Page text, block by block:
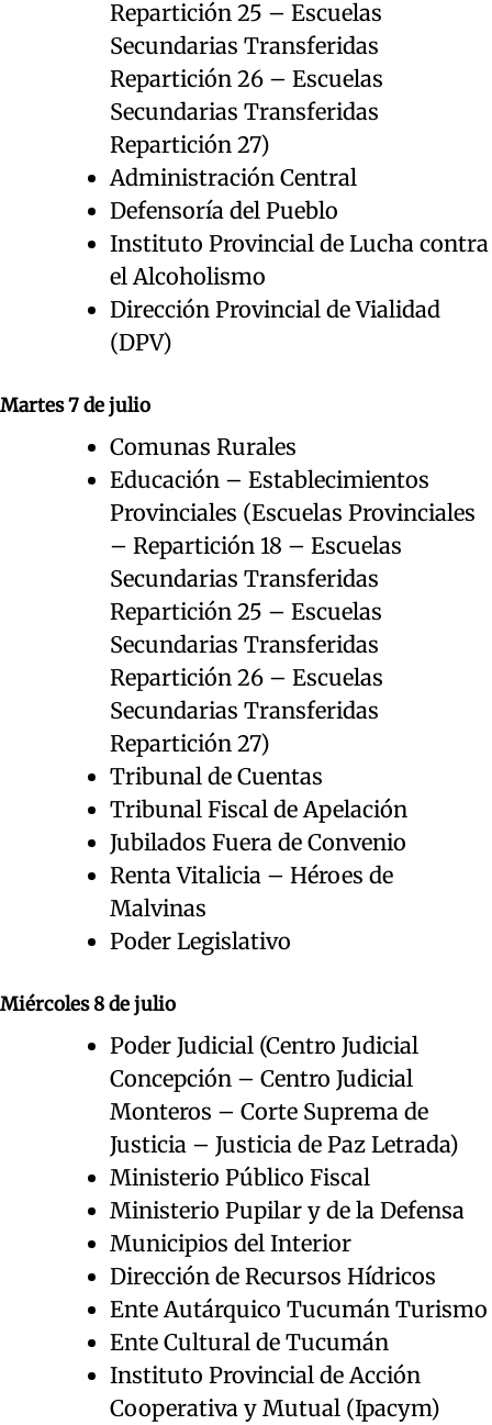
Repartición 25 – Escuelas
Secundarias Transferidas
Repartición 26 – Escuelas
Secundarias Transferidas
Repartición 27)
Administración Central
Defensoría del Pueblo
Instituto Provincial de Lucha contra
el Alcoholismo
Dirección Provincial de Vialidad
(DPV)
Martes 7 de julio
Comunas Rurales
Educación – Establecimientos
Provinciales (Escuelas Provinciales
– Repartición 18 – Escuelas
Secundarias Transferidas
Repartición 25 – Escuelas
Secundarias Transferidas
Repartición 26 – Escuelas
Secundarias Transferidas
Repartición 27)
Tribunal de Cuentas
Tribunal Fiscal de Apelación
Jubilados Fuera de Convenio
Renta Vitalicia – Héroes de
Malvinas
Poder Legislativo
Miércoles 8 de julio
Poder Judicial (Centro Judicial
Concepción – Centro Judicial
Monteros – Corte Suprema de
Justicia – Justicia de Paz Letrada)
Ministerio Público Fiscal
Ministerio Pupilar y de la Defensa
Municipios del Interior
Dirección de Recursos Hídricos
Ente Autárquico Tucumán Turismo
Ente Cultural de Tucumán
Instituto Provincial de Acción
Cooperativa y Mutual (Ipacym)